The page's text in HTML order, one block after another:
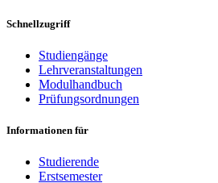
Schnellzugriff
Studiengänge
Lehrveranstaltungen
Modulhandbuch
Prüfungsordnungen
Informationen für
Studierende
Erstsemester